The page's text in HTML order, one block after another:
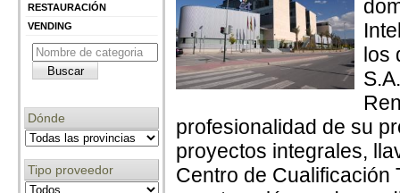
RESTAURACIÓN
VENDING
Dónde
Tipo proveedor
los
profesionalidad de su
proyectos integrales,
Centro de Cualificación